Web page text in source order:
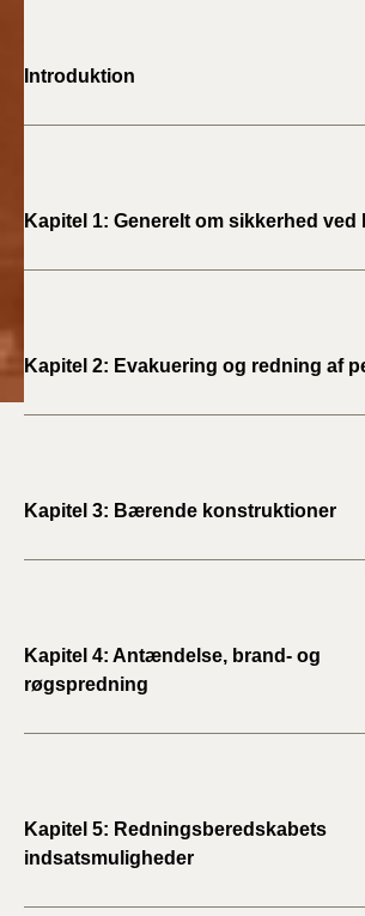
2022)
BR18 (1/1-29/6
BR18 (1/7-31/12
BR15 (2015-2018)
Tidligere BR (1961-
Introduktion
Kapitel 1: Generelt om sikkerhed ved
Kapitel 2: Evakuering og redning af
Kapitel 3: Bærende konstruktioner
Kapitel 4: Antændelse, brand- og
røgspredning
Kapitel 5: Redningsberedskabets
indsatsmuligheder